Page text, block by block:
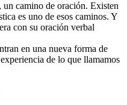
camino de oración. Existen
es uno de esos caminos. Y
con su oración verbal
en una nueva forma de
de lo que llamamos